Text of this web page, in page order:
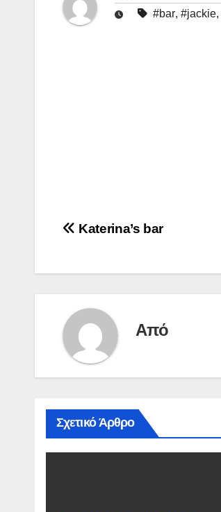
#bar, #jackie,
Πλοήγηση
Katerina’s bar
Από
Σχετικό Άρθρο